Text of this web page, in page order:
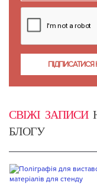
СВІЖІ ЗАПИСИ
БЛОГУ